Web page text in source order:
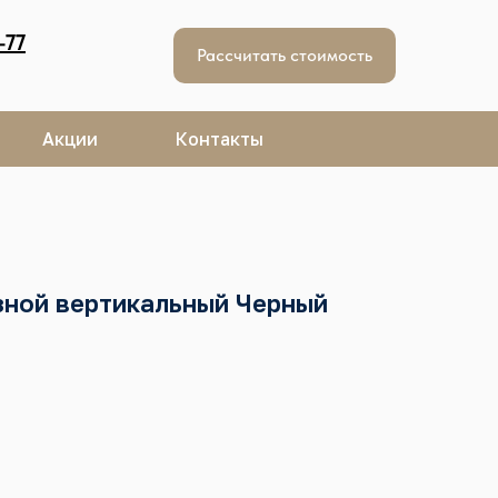
Рассчитать стоимость
Акции Контакты
вертикальный Черный